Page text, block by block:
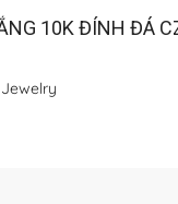
10K ĐÍNH ĐÁ